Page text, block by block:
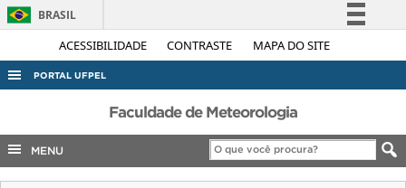
ACESSIBILIDADE CONTRASTE MAPA DO SITE
BRASIL
Simplifique!
Acesso à informação
Legislação
Canais
PORTAL UFPEL
ACESSO À INFORMAÇÃO
AUDITORIA
COBALTO
Faculdade de Meteorologia
MENU